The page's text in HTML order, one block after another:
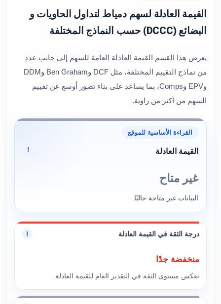
القيمة العادلة لسهم دمياط لتداول الحاويات و
البضائع (DCCC) حسب النماذج المختلفة
يعرض هذا القسم القيمة العادلة العامة للسهم إلى جانب عدد
من نماذج التقييم المختلفة، مثل DCF وBen Graham وDDM
وEPV وComps، بما يساعد على بناء تصور أوسع عن تقييم
السهم من أكثر من زاوية.
القراءة الأساسية للموقع
القيمة العادلة !
غير متاح
البيانات غير متاحة حاليًا.
درجة الثقة في القيمة العادلة !
منخفضة جدًا
تعكس مستوى الثقة في التقدير العام للقيمة العادلة.